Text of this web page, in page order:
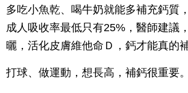
多吃小魚乾、喝牛奶就能多補充鈣質
成人吸收率最低只有25%，醫師建議
曬，活化皮膚維他命Ｄ，鈣才能真的
打球、做運動，想長高，補鈣很重要。